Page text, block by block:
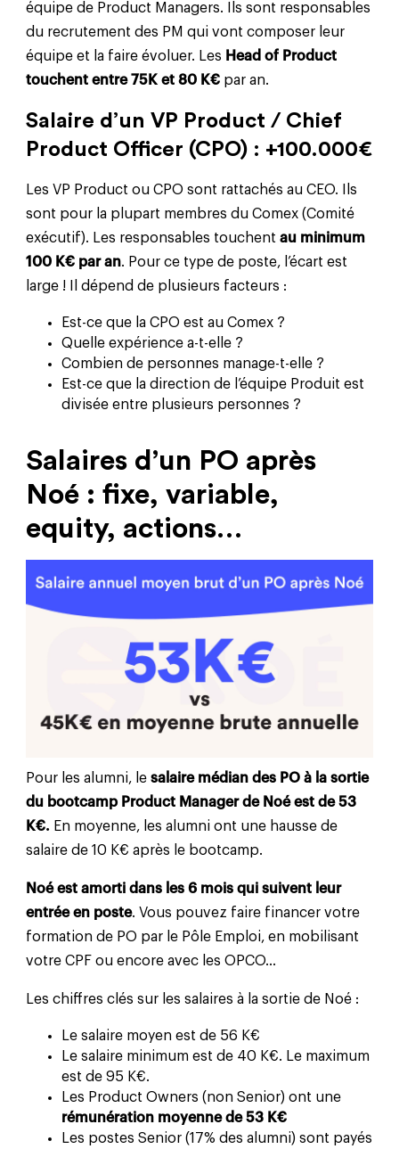
équipe de Product Managers. Ils sont responsables
du recrutement des PM qui vont composer leur
équipe et la faire évoluer. Les Head of Product
touchent entre 75K et 80 K€ par an.
Salaire d’un VP Product / Chief
Product Officer (CPO) : +100.000€
Les VP Product ou CPO sont rattachés au CEO. Ils
sont pour la plupart membres du Comex (Comité
exécutif). Les responsables touchentau minimum
100 K€ par an. Pour ce type de poste, l’écart est
large ! Il dépend de plusieurs facteurs :
Est-ce que la CPO est au Comex ?
Quelle expérience a-t-elle ?
Combien de personnes manage-t-elle ?
Est-ce que la direction de l’équipe Produit est
divisée entre plusieurs personnes ?
Salaires d’un PO après
Noé : fixe, variable,
equity, actions…
Pour les alumni, lesalaire médian des PO à la sortie
du bootcamp Product Manager de Noé est de 53
K€. En moyenne, les alumni ont une hausse de
salaire de 10 K€ après le bootcamp.
Noé est amorti dans les 6 mois qui suivent leur
entrée en poste. Vous pouvez faire financer votre
formation de PO par le Pôle Emploi, en mobilisant
votre CPF ou encore avec les OPCO...
Les chiffres clés sur les salaires à la sortie de Noé :
Le salaire moyen est de 56 K€
Le salaire minimum est de 40 K€. Le maximum
est de 95 K€.
Les Product Owners (non Senior) ont une
rémunération moyenne de 53 K€
Les postes Senior (17% des alumni) sont payés